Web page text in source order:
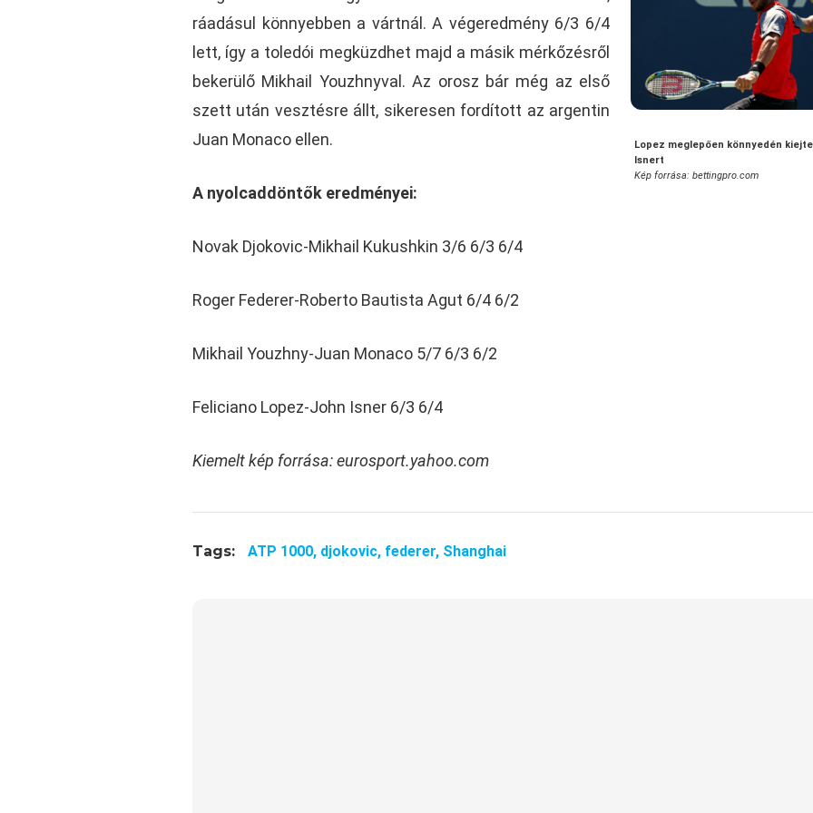
Lopez meglepően könnyedén
Isnert
Kép forrása: bettingpro.com
ráadásul könnyebben a vártnál. A végeredmény 6/3 6/4
lett, így a toledói megküzdhet majd a másik mérkőzésről
bekerülő Mikhail Youzhnyval. Az orosz bár még az első
szett után vesztésre állt, sikeresen fordított az argentin
Juan Monaco ellen.
A nyolcaddöntők eredményei:
Novak Djokovic-Mikhail Kukushkin 3/6 6/3 6/4
Roger Federer-Roberto Bautista Agut 6/4 6/2
Mikhail Youzhny-Juan Monaco 5/7 6/3 6/2
Feliciano Lopez-John Isner 6/3 6/4
Kiemelt kép forrása: eurosport.yahoo.com
Tags: ATP 1000, djokovic, federer, Shanghai